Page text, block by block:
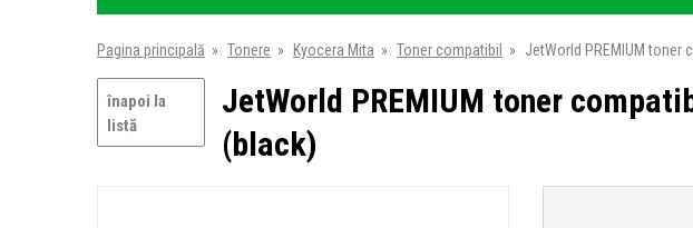
Pagina principală » Tonere » Kyocera Mita » Toner compatibil » JetWorld PREMIUM toner
înapoi la
listă
JetWorld PREMIUM toner
(black)